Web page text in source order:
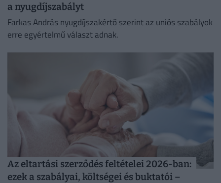
a nyugdíjszabályt
Farkas András nyugdíjszakértő szerint az uniós szabályok
erre egyértelmű választ adnak.
Az eltartási szerződés feltételei 2026-ban:
ezek a szabályai, költségei és buktatói –